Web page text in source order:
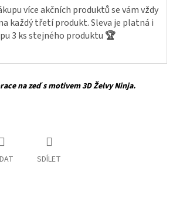
více akčních produktů se vám vždy
každý třetí produkt. Sleva je platná i
3 ks stejného produktu 🏆
na zeď s motivem 3D Želvy Ninja.
SDÍLET